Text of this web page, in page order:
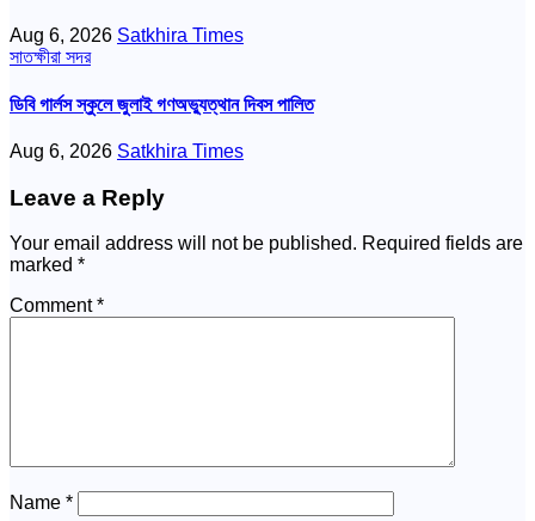
Aug 6, 2026 Satkhira Times
সাতক্ষীরা সদর
ডিবি গার্লস স্কুলে জুলাই গণঅভ্যুত্থান দিবস পালিত
Aug 6, 2026 Satkhira Times
Leave a Reply
Your email address will not be published. Required fields are
marked *
Comment*
Name *